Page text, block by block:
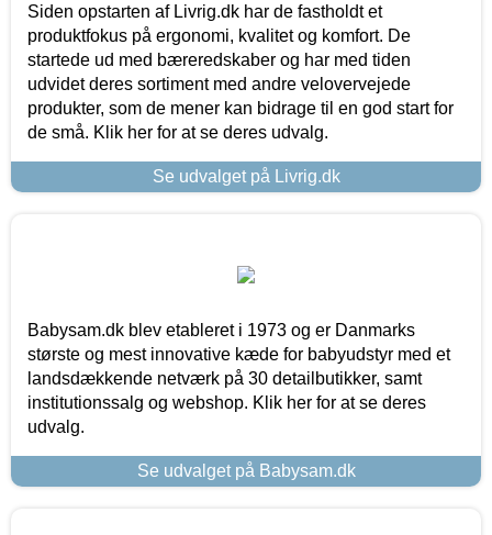
Siden opstarten af Livrig.dk har de fastholdt et
produktfokus på ergonomi, kvalitet og komfort. De
startede ud med bæreredskaber og har med tiden
udvidet deres sortiment med andre velovervejede
produkter, som de mener kan bidrage til en god start for
de små. Klik her for at se deres udvalg.
Se udvalget på Livrig.dk
Babysam.dk blev etableret i 1973 og er Danmarks
største og mest innovative kæde for babyudstyr med et
landsdækkende netværk på 30 detailbutikker, samt
institutionssalg og webshop. Klik her for at se deres
udvalg.
Se udvalget på Babysam.dk